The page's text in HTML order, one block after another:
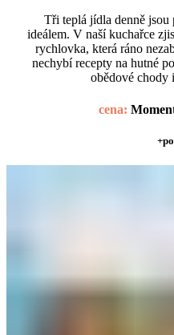
Tři teplá jídla denně jsou
ideálem. V naší kuchařce
rychlovka, která ráno
nechybí recepty na hutné
obědové chody
cena: